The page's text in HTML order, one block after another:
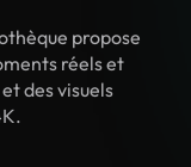
propose
réels et
des visuels